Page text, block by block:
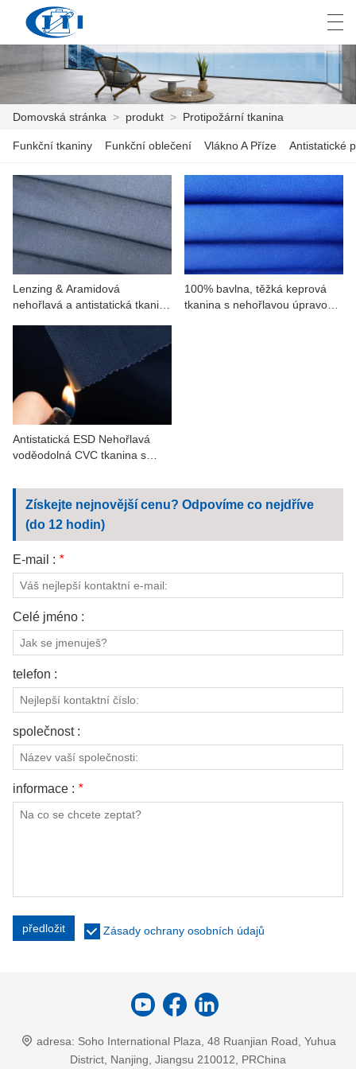
DOMOVSKÁ STRÁNKA
PRODUKT
PŘIZPŮSOBENÍ
O NÁS
ZPRÁVY
PRŮMYSL
KONTAKTUJTE NÁS
VIDEA
العربية česky Deutsch
Domovská stránka > produkt > Protipožární tkanina
Funkční tkaniny Funkční oblečení Vlákno A Příze Antistatické
Lenzing & Aramidová
nehořlavá a antistatická tkanina
100% bavlna, těžká keprová
tkanina s nehořlavou úpravou,
Antistatická ESD Nehořlavá
voděodolná CVC tkanina s
pracovní oděvy
Získejte nejnovější cenu? Odpovíme co nejdříve
(do 12 hodin)
E-mail : *
Celé jméno :
telefon :
společnost :
informace : *
předložit Zásady ochrany osobních údajů
adresa: Soho International Plaza, 48 Ruanjian Road, Yuhua
District, Nanjing, Jiangsu 210012, PRChina